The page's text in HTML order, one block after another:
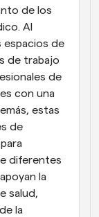
de los
Al
espacios de
de trabajo
de
con una
estas
de
diferentes
la
salud,
la